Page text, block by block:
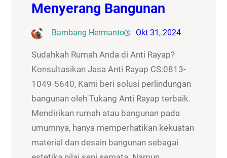
Menyerang Bangunan
Bambang Hermanto Okt 31, 2024
Sudahkah Rumah Anda di Anti Rayap?
Konsultasikan Jasa Anti Rayap CS:0813-
1049-5640, Kami beri solusi perlindungan
bangunan oleh Tukang Anti Rayap terbaik.
Mendirikan rumah atau bangunan pada
umumnya, hanya memperhatikan kekuatan
material dan desain bangunan sebagai